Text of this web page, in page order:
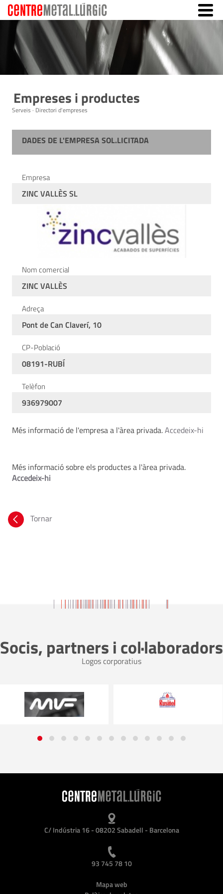
Empreses i productes
Serveis · Directori d'empreses
DADES DE L'EMPRESA SOL.LICITADA
Empresa
ZINC VALLÈS SL
Nom comercial
ZINC VALLÈS
Adreça
Pont de Can Claverí, 10
CP-Població
08191-RUBÍ
Telèfon
936979007
Més informació de l'empresa a l'àrea privada.Accedeix-hi
Més informació sobre els productes a l'àrea privada.
Accedeix-hi
Tornar
Socis, partners i col·laboradors
Logos corporatius
C/ Indústria 16 - 08202 Sabadell - Barcelona
93 745 78 10
Mapa web